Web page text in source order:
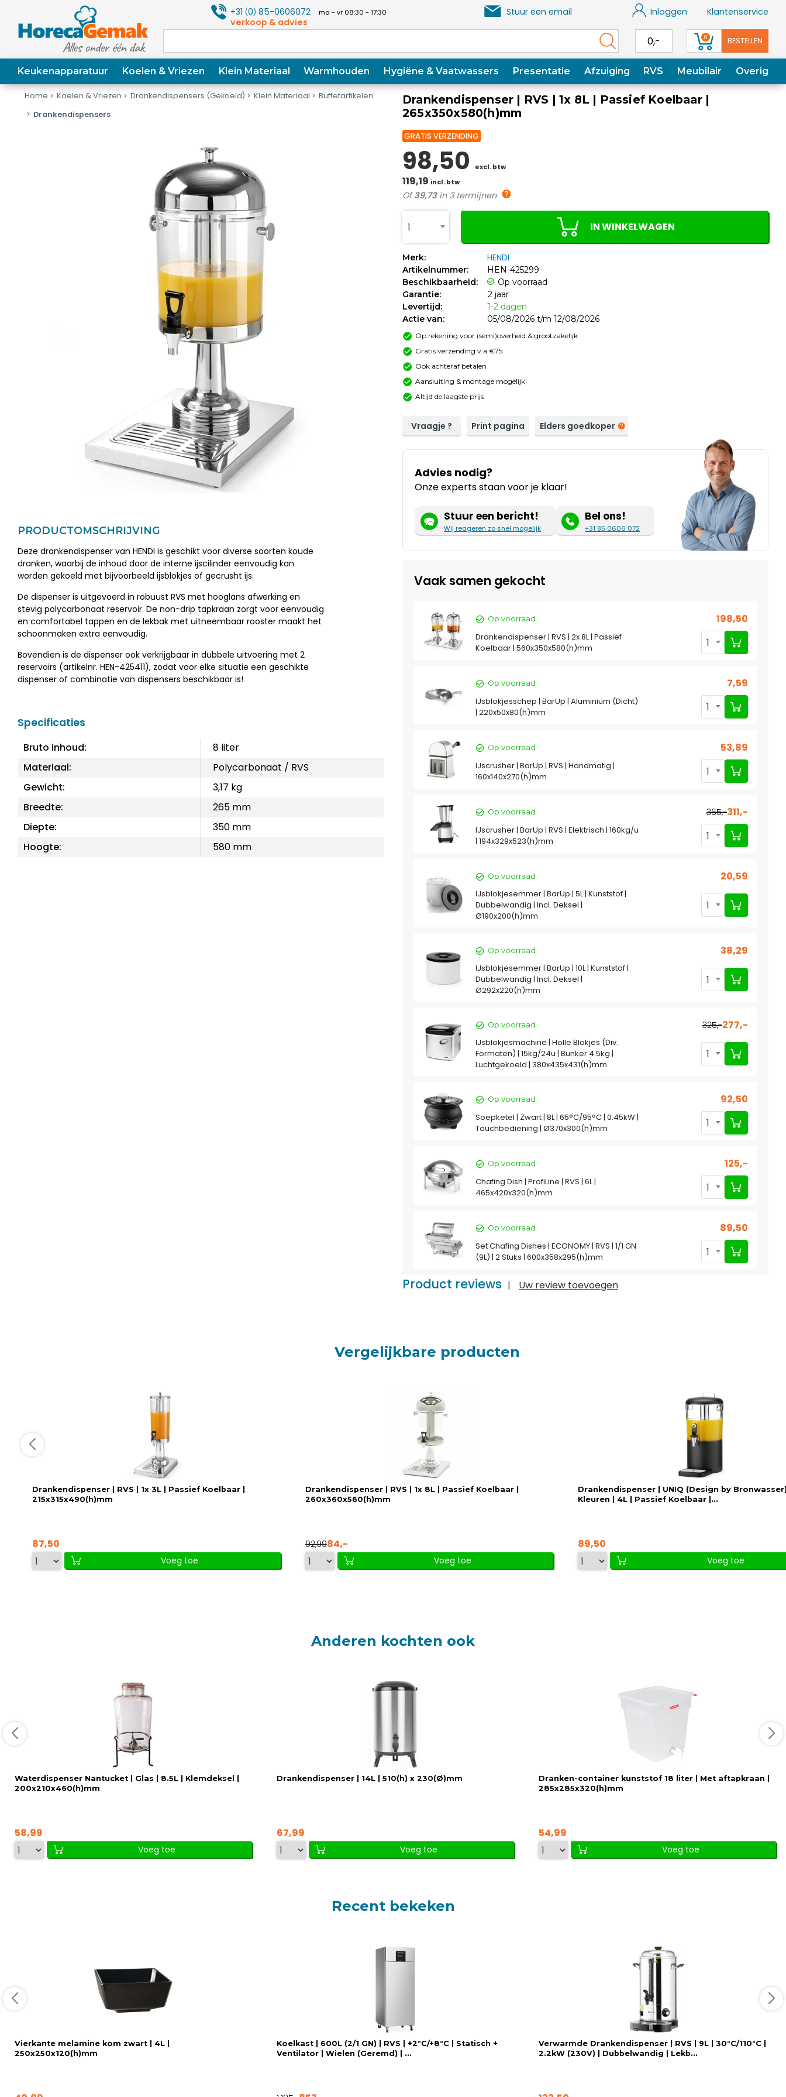
+31(0) 85-0606072 ma - vr 08:30 - 17:30
verkoop & advies
Stuur een email Inloggen Klantenservice
0,- 0 BESTELLEN
Keukenapparatuur Koelen & Vriezen Klein Materiaal Warmhouden Hygiëne & Vaatwassers Presentatie Afzuiging RVS Meubilair Overig
Home Koelen & Vriezen Drankendispensers (Gekoeld) Klein Materiaal
Buffetartikelen
Drankendispensers
PRODUCTOMSCHRIJVING
Deze drankendispenser van HENDI is geschikt voor diverse soorten koude
dranken, waarbij de inhoud door de interne ijscilinder eenvoudig kan
worden gekoeld met bijvoorbeeld ijsblokjes of gecrusht ijs.
De dispenser is uitgevoerd in robuust RVS met hooglans afwerking en
stevig polycarbonaat reservoir. De non-drip tapkraan zorgt voor eenvoudig
en comfortabel tappen en de lekbak met uitneembaar rooster maakt het
schoonmaken extra eenvoudig.
Bovendien is de dispenser ook verkrijgbaar in dubbele uitvoering met 2
reservoirs (artikelnr. HEN-425411), zodat voor elke situatie een geschikte
dispenser of combinatie van dispensers beschikbaar is!
Specificaties
Bruto inhoud:
8 liter
Materiaal:
Polycarbonaat / RVS
Gewicht:
3,17 kg
Breedte:
265 mm
Diepte:
350 mm
Hoogte:
580 mm
Drankendispenser | RVS | 1x 8L | Passief Koelbaar |
265x350x580(h)mm
GRATIS VERZENDING
98,50 excl. btw
119,19 incl. btw
Of39,73in 3 termijnen
1 IN WINKELWAGEN
Merk: HENDI
Artikelnummer:
HEN-425299
Beschikbaarheid:
Op voorraad
Garantie:
2 jaar
Levertijd:
1-2 dagen
Actie van:
05/08/2026 t/m 12/08/2026
Op rekening voor (semi)overheid & grootzakelijk
Gratis verzending v.a €75
Ook achteraf betalen
Aansluiting & montage mogelijk!
Altijd de laagste prijs
Vraagje ? Print pagina Elders goedkoper
Advies nodig?
Onze experts staan voor je klaar!
Stuur een bericht!
Wij reageren zo snel mogelijk
Bel ons!
+31 85 0606 072
Vaak samen gekocht
Op voorraad 198,50
Drankendispenser | RVS | 2x 8L | Passief
Koelbaar | 560x350x580(h)mm
1
Op voorraad 7,59
IJsblokjesschep | BarUp | Aluminium (Dicht)
| 220x50x80(h)mm
1
Op voorraad 53,89
IJscrusher | BarUp | RVS | Handmatig |
160x140x270(h)mm
1
Op voorraad 365,-311,-
IJscrusher | BarUp | RVS | Elektrisch | 160kg/u
| 194x329x523(h)mm
1
Op voorraad 20,59
IJsblokjesemmer | BarUp | 5L | Kunststof |
Dubbelwandig | Incl. Deksel |
Ø190x200(h)mm
1
Op voorraad 38,29
IJsblokjesemmer | BarUp | 10L | Kunststof |
Dubbelwandig | Incl. Deksel |
Ø292x220(h)mm
1
Op voorraad 325,-277,-
IJsblokjesmachine | Holle Blokjes (Div.
Formaten) | 15kg/24u | Bunker 4.5kg |
Luchtgekoeld | 380x435x431(h)mm
1
Op voorraad 92,50
Soepketel | Zwart | 8L | 65°C/95°C | 0.45kW |
Touchbediening | Ø370x300(h)mm
1
Op voorraad 125,-
Chafing Dish | ProfiLine | RVS | 6L |
465x420x320(h)mm
1
Op voorraad 89,50
Set Chafing Dishes | ECONOMY | RVS | 1/1 GN
(9L) | 2 Stuks | 600x358x295(h)mm
1
Product reviews | Uw review toevoegen
Vergelijkbare producten
Drankendispenser | RVS | 1x 3L | Passief Koelbaar |
215x315x490(h)mm
87,50
Voeg toe
Drankendispenser | RVS | 1x 8L | Passief Koelbaar |
260x360x560(h)mm
92,9984,-
Voeg toe
Drankendispenser | UNIQ (Design by
Kleuren | 4L | Passief Koelbaar |...
89,50
Voeg toe
Anderen kochten ook
Waterdispenser Nantucket | Glas | 8.5L | Klemdeksel |
200x210x460(h)mm
58,99
Voeg toe
Drankendispenser | 14L | 510(h) x 230(Ø)mm
67,99
Voeg toe
Dranken-container kunststof 18 liter | Met aftapkraan |
285x285x320(h)mm
54,99
Voeg toe
Recent bekeken
Vierkante melamine kom zwart | 4L |
250x250x120(h)mm
Koelkast | 600L (2/1 GN) | RVS | +2°C/+8°C | Statisch +
Ventilator | Wielen (Geremd) | ...
Verwarmde Drankendispenser | RVS | 9L | 30°C/110°C |
2.2kW (230V) | Dubbelwandig | Lekb...